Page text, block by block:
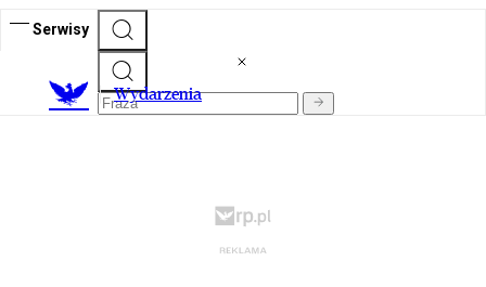
Serwisy
Wydarzenia